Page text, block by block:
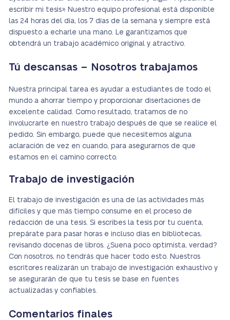
escribir mi tesis». Nuestro equipo profesional está disponible
las 24 horas del día, los 7 días de la semana y siempre está
dispuesto a echarle una mano. Le garantizamos que
obtendrá un trabajo académico original y atractivo.
Tú descansas – Nosotros trabajamos
Nuestra principal tarea es ayudar a estudiantes de todo el
mundo a ahorrar tiempo y proporcionar disertaciones de
excelente calidad. Como resultado, tratamos de no
involucrarte en nuestro trabajo después de que se realice el
pedido. Sin embargo, puede que necesitemos alguna
aclaración de vez en cuando, para asegurarnos de que
estamos en el camino correcto.
Trabajo de investigación
El trabajo de investigación es una de las actividades más
difíciles y que más tiempo consume en el proceso de
redacción de una tesis. Si escribes la tesis por tu cuenta,
prepárate para pasar horas e incluso días en bibliotecas,
revisando docenas de libros. ¿Suena poco optimista, verdad?
Con nosotros, no tendrás que hacer todo esto. Nuestros
escritores realizarán un trabajo de investigación exhaustivo y
se asegurarán de que tu tesis se base en fuentes
actualizadas y confiables.
Comentarios finales